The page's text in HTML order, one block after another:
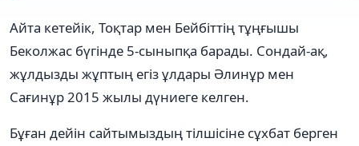
Айта кетейік, Тоқтар мен Бейбіттің тұңғышы
Беколжас бүгінде 5-сыныпқа барады. Сондай-ақ,
жұлдызды жұптың егіз ұлдары Әлинұр мен
Сағинұр 2015 жылы дүниеге келген.
Бұған дейін сайтымыздың тілшісіне сұхбат берген